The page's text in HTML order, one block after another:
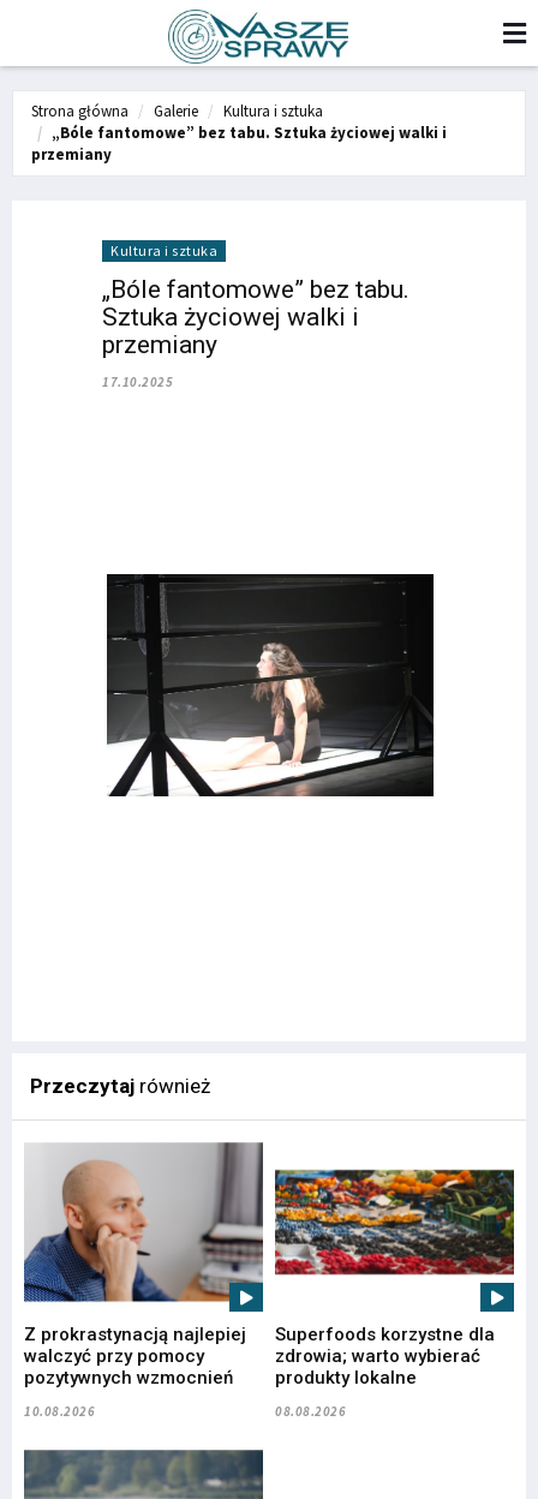
Strona główna Galerie
Kultura i sztuka
„Bóle fantomowe” bez tabu. Sztuka życiowej walki i
przemiany
Kultura i sztuka
„Bóle fantomowe” bez tabu.
Sztuka życiowej walki i
przemiany
17.10.2025
Przeczytaj również
Z prokrastynacją najlepiej
walczyć przy pomocy
pozytywnych wzmocnień
10.08.2026
Superfoods korzystne dla
zdrowia; warto wybierać
produkty lokalne
08.08.2026